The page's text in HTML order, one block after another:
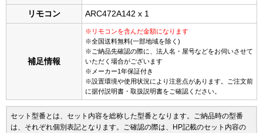
リモコン ARC472A142 x 1
補足情報
※リモコンを含んだ金額になります
※全国送料無料(一部地域を除く)
※ご納品先確認の際に、法人名・屋号などをお伺いさせて
いただく場合がございます
※メーカー1年保証付き
※設置環境や使用状況により注意点があります。ご注文前
に据付説明書・取扱説明書をご確認ください。
セット型番とは、セット内容を総称した型番となります。ご納品時の型番
は、それぞれ個別表記となります。ご確認の際は、HP記載のセット内容の